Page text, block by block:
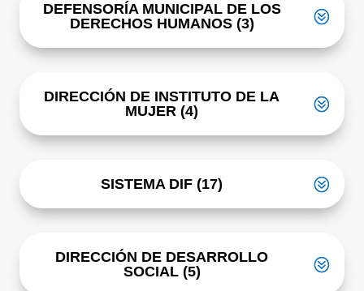
DEFENSORÍA MUNICIPAL DE LOS
DERECHOS HUMANOS (3)
DIRECCIÓN DE INSTITUTO DE LA
MUJER (4)
SISTEMA DIF (17)
DIRECCIÓN DE DESARROLLO
SOCIAL (5)